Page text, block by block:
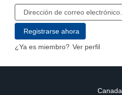
¿Ya es miembro? Ver perfil
Canada